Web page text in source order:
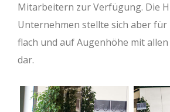
Mitarbeitern zur Verfügung. Die
Unternehmen stellte sich aber für
flach und auf Augenhöhe mit
dar.